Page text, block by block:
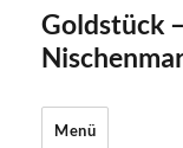
Goldstück
Menü